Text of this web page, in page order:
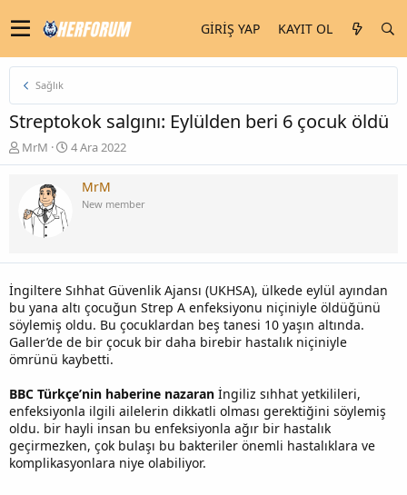
GIRIŞ YAP KAYIT OL
Sağlık
Streptokok salgını: Eylülden beri 6 çocuk öldü
K
o
y
u
a
l
a
t
a
n
MrM
B
a
ı
t
a
r
i
h
4 Ara 2022
MrM
New member
İngiltere Sıhhat Güvenlik Ajansı (UKHSA), ülkede eylül ayından
bu yana altı çocuğun Strep A enfeksiyonu niçiniyle öldüğünü
söylemiş oldu. Bu çocuklardan beş tanesi 10 yaşın altında.
Galler’de de bir çocuk bir daha birebir hastalık niçiniyle
ömrünü kaybetti.
BBC Türkçe’nin haberine nazaran İngiliz sıhhat yetkilileri,
enfeksiyonla ilgili ailelerin dikkatli olması gerektiğini söylemiş
oldu. bir hayli insan bu enfeksiyonla ağır bir hastalık
geçirmezken, çok bulaşı bu bakteriler önemli hastalıklara ve
komplikasyonlara niye olabiliyor.